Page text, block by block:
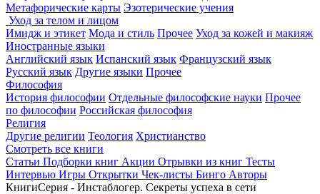
Метафорические карты Эзотерические учения
Уход за телом и лицом
Имидж и этикет Мода и стиль Прочее Уход за кожей и макияж
Иностранные языки
Английский язык Испанский язык Французский язык
Русский язык Другие языки Прочее
Философия
История философии Отдельные философские науки Прочее
по философии Российская философия
Религия
Другие религии Теология Христианство
Смотреть все книги
Статьи Подборки книг Акции Отрывки из книг Тесты
Интервью Игры Открытки Чек-листы Бинго Авторы
КнигиСерия - Инстаблогер. Секреты успеха в сети